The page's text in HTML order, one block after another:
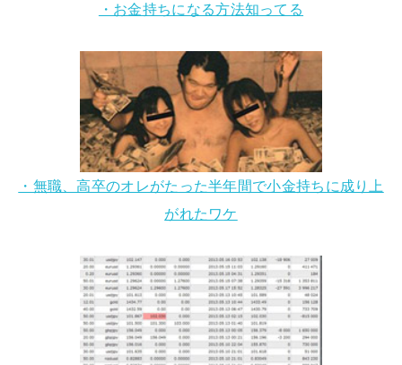
・お金持ちになる方法知ってる
・無職、高卒のオレがたった半年間で小金持ちに成り上
がれたワケ